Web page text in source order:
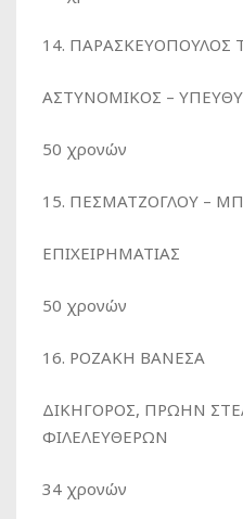
14. ΠΑΡΑΣΚΕΥΟΠΟΥΛΟΣ
ΑΣΤΥΝΟΜΙΚΟΣ –
50 χρονών
15. ΠΕΣΜΑΤΖΟΓΛΟΥ –
ΕΠΙΧΕΙΡΗΜΑΤΙΑΣ
50 χρονών
16. ΡΟΖΑΚΗ ΒΑΝΕΣΑ
ΔΙΚΗΓΟΡΟΣ, ΠΡΩΗΝ
ΦΙΛΕΛΕΥΘΕΡΩΝ
34 χρονών